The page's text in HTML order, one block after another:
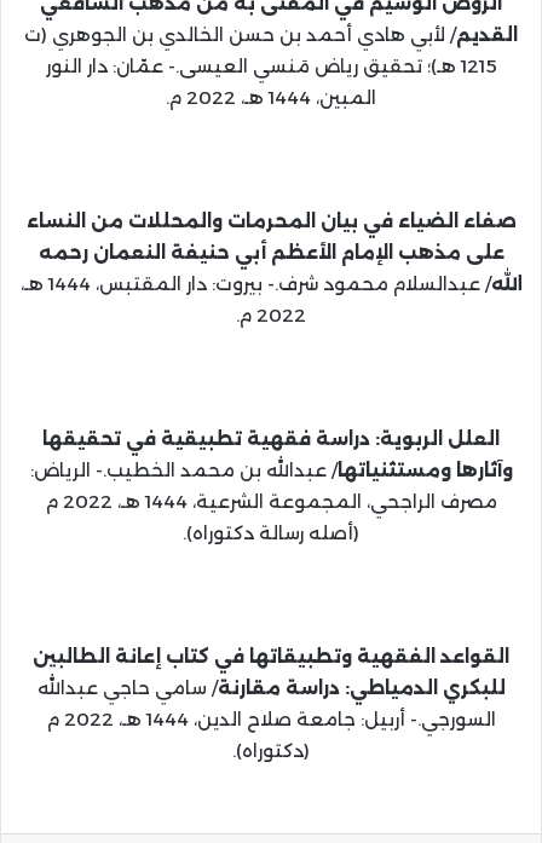
القديم/ لأبي هادي أحمد بن حسن الخالدي بن الجوهري (ت
1215 هـ)؛ تحقيق رياض مَنسي العيسى.- عمّان: دار النور
المبين، 1444 هـ، 2022 م.
صفاء الضياء في بيان المحرمات والمحللات من النساء
على مذهب الإمام الأعظم أبي حنيفة النعمان رحمه
الله
/ عبدالسلام محمود شرف.- بيروت: دار المقتبس، 1444 هـ،
2022 م.
العلل الربوية: دراسة فقهية تطبيقية في تحقيقها
وآثارها ومستثنياتها/ عبدالله بن محمد الخطيب.- الرياض:
مصرف الراجحي، المجموعة الشرعية، 1444 هـ، 2022 م
(أصله رسالة دكتوراه).
القواعد الفقهية وتطبيقاتها في كتاب إعانة الطالبين
للبكري الدمياطي: دراسة مقارنة/ سامي حاجي عبدالله
السورجي.- أربيل: جامعة صلاح الدين، 1444 هـ، 2022 م
(دكتوراه).